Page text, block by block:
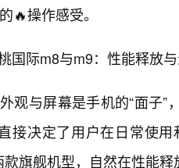
🔥操作感受。
国际m8与m9：性能释放
观与屏幕是手机的“面子
接决定了用户在日常使
款旗舰机型，自然在性能